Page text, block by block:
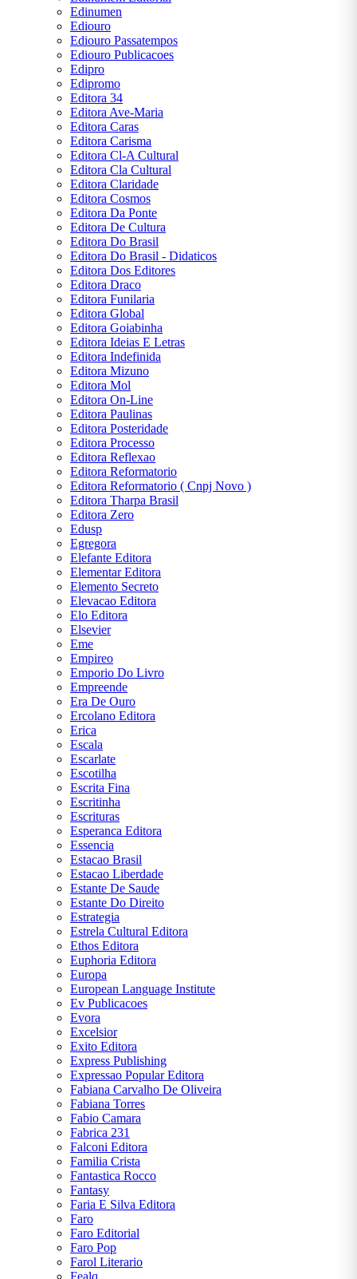
Edinumen
Ediouro
Ediouro Passatempos
Ediouro Publicacoes
Edipro
Edipromo
Editora 34
Editora Ave-Maria
Editora Caras
Editora Carisma
Editora Cl-A Cultural
Editora Cla Cultural
Editora Claridade
Editora Cosmos
Editora Da Ponte
Editora De Cultura
Editora Do Brasil
Editora Do Brasil - Didaticos
Editora Dos Editores
Editora Draco
Editora Funilaria
Editora Global
Editora Goiabinha
Editora Ideias E Letras
Editora Indefinida
Editora Mizuno
Editora Mol
Editora On-Line
Editora Paulinas
Editora Posteridade
Editora Processo
Editora Reflexao
Editora Reformatorio
Editora Reformatorio ( Cnpj Novo )
Editora Tharpa Brasil
Editora Zero
Edusp
Egregora
Elefante Editora
Elementar Editora
Elemento Secreto
Elevacao Editora
Elo Editora
Elsevier
Eme
Empireo
Emporio Do Livro
Empreende
Era De Ouro
Ercolano Editora
Erica
Escala
Escarlate
Escotilha
Escrita Fina
Escritinha
Escrituras
Esperanca Editora
Essencia
Estacao Brasil
Estacao Liberdade
Estante De Saude
Estante Do Direito
Estrategia
Estrela Cultural Editora
Ethos Editora
Euphoria Editora
Europa
European Language Institute
Ev Publicacoes
Evora
Excelsior
Exito Editora
Express Publishing
Expressao Popular Editora
Fabiana Carvalho De Oliveira
Fabiana Torres
Fabio Camara
Fabrica 231
Falconi Editora
Familia Crista
Fantastica Rocco
Fantasy
Faria E Silva Editora
Faro
Faro Editorial
Faro Pop
Farol Literario
Fealq